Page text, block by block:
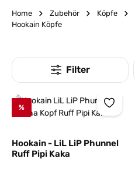
Home Zubehör Köpfe
Hookain Köpfe
%
Hookain - LiL LiP Phunnel
Ruff Pipi Kaka